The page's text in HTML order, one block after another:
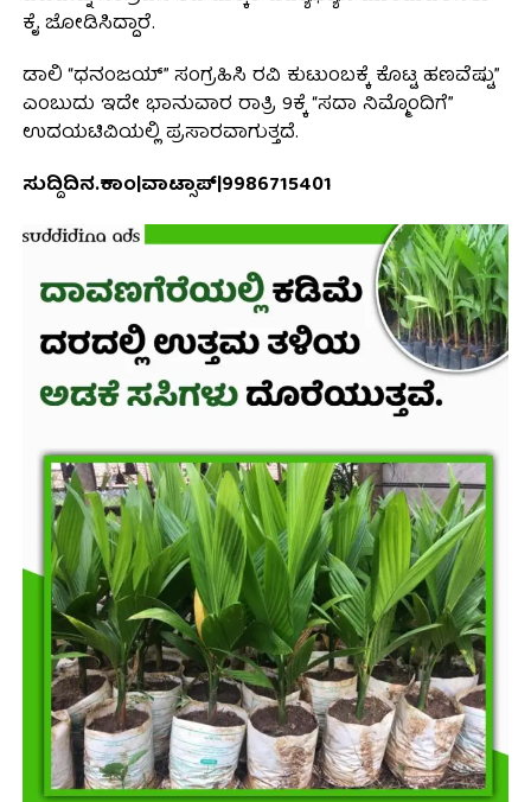
ಕೈ ಜೋಡಿಸಿದ್ದಾರೆ.
ಡಾಲಿ “ಧನಂಜಯ್” ಸಂಗ್ರಹಿಸಿ ರವಿ ಕುಟುಂಬಕ್ಕೆ ಕೊಟ್ಟ ಹಣವೆಷ್ಟು”
ಎಂಬುದು ಇದೇ ಭಾನುವಾರ ರಾತ್ರಿ 9ಕ್ಕೆ “ಸದಾ ನಿಮ್ಮೊಂದಿಗೆ”
ಉದಯಟಿವಿಯಲ್ಲಿ ಪ್ರಸಾರವಾಗುತ್ತದೆ.
ಸುದ್ದಿದಿನ.ಕಾಂ|ವಾಟ್ಸಾಪ್|9986715401